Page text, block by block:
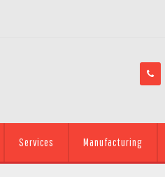
Services Manufacturing